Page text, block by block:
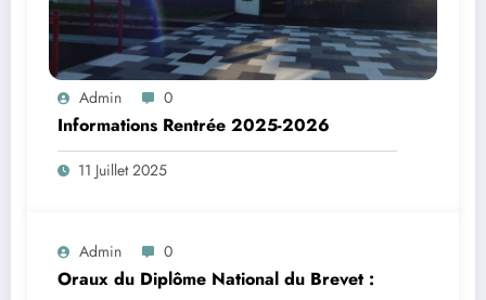
Admin 0
Informations Rentrée 2025-2026
11 Juillet 2025
Admin 0
Oraux du Diplôme National du Brevet :